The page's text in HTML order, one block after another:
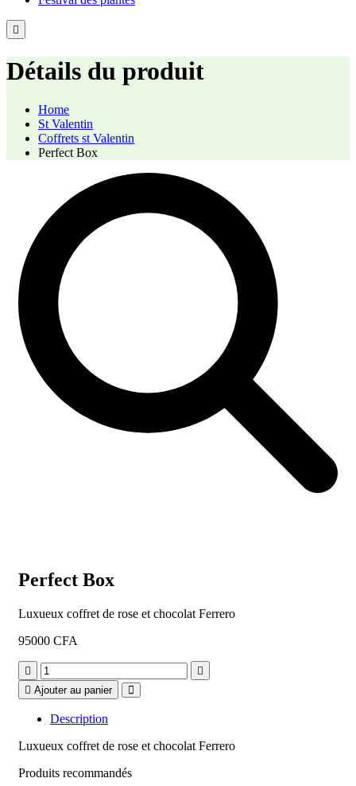
Détails du produit
Home
St Valentin
Coffrets st Valentin
Perfect Box
Perfect Box
Luxueux coffret de rose et chocolat Ferrero
95000 CFA
Perfect
Box
quantity
Ajouter au panier
Description
Luxueux coffret de rose et chocolat Ferrero
Produits recommandés